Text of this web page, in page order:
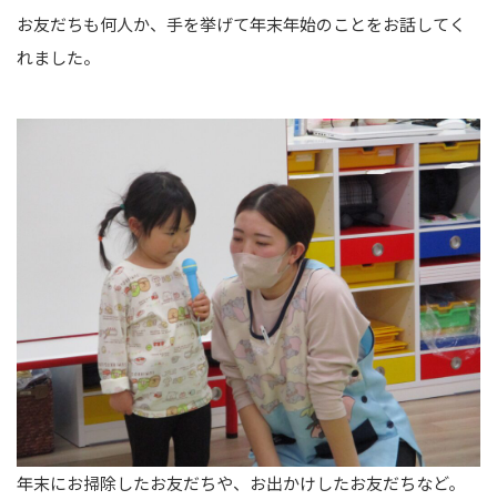
お友だちも何人か、手を挙げて年末年始のことをお話してく
れました。
年末にお掃除したお友だちや、お出かけしたお友だちなど。